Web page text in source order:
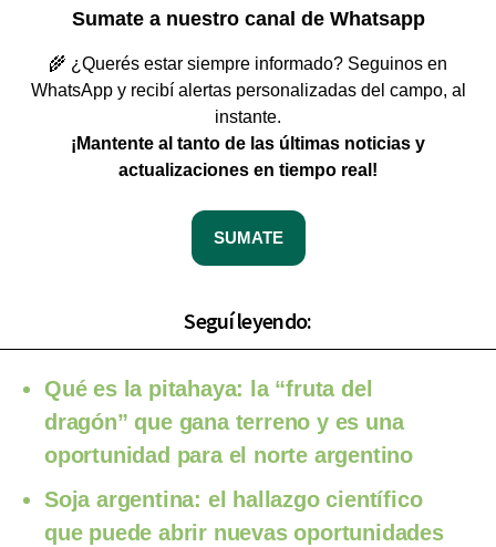
Sumate a nuestro canal de Whatsapp
🌾 ¿Querés estar siempre informado? Seguinos en
WhatsApp y recibí alertas personalizadas del campo, al
instante.
¡Mantente al tanto de las últimas noticias y
actualizaciones en tiempo real!
SUMATE
Seguí leyendo:
Qué es la pitahaya: la “fruta del
dragón” que gana terreno y es una
oportunidad para el norte argentino
Soja argentina: el hallazgo científico
que puede abrir nuevas oportunidades